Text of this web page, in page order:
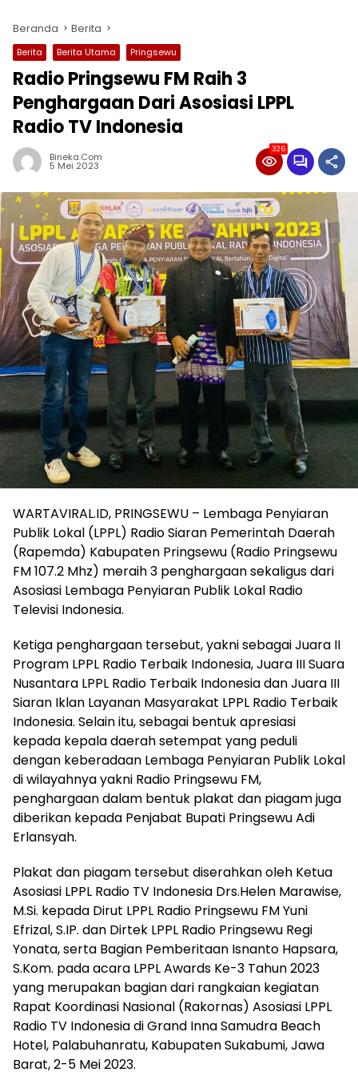
Beranda Berita
Berita Berita Utama Pringsewu
Radio Pringsewu FM Raih 3
Penghargaan Dari Asosiasi LPPL
Radio TV Indonesia
Bineka.com
5 Mei 2023
326
WARTAVIRAL.ID, PRINGSEWU – Lembaga Penyiaran
Publik Lokal (LPPL) Radio Siaran Pemerintah Daerah
(Rapemda) Kabupaten Pringsewu (Radio Pringsewu
FM 107.2 Mhz) meraih 3 penghargaan sekaligus dari
Asosiasi Lembaga Penyiaran Publik Lokal Radio
Televisi Indonesia.
Ketiga penghargaan tersebut, yakni sebagai Juara II
Program LPPL Radio Terbaik Indonesia, Juara III Suara
Nusantara LPPL Radio Terbaik Indonesia dan Juara III
Siaran Iklan Layanan Masyarakat LPPL Radio Terbaik
Indonesia. Selain itu, sebagai bentuk apresiasi
kepada kepala daerah setempat yang peduli
dengan keberadaan Lembaga Penyiaran Publik Lokal
di wilayahnya yakni Radio Pringsewu FM,
penghargaan dalam bentuk plakat dan piagam juga
diberikan kepada Penjabat Bupati Pringsewu Adi
Erlansyah.
Plakat dan piagam tersebut diserahkan oleh Ketua
Asosiasi LPPL Radio TV Indonesia Drs.Helen Marawise,
M.Si. kepada Dirut LPPL Radio Pringsewu FM Yuni
Efrizal, S.IP. dan Dirtek LPPL Radio Pringsewu Regi
Yonata, serta Bagian Pemberitaan Isnanto Hapsara,
S.Kom. pada acara LPPL Awards Ke-3 Tahun 2023
yang merupakan bagian dari rangkaian kegiatan
Rapat Koordinasi Nasional (Rakornas) Asosiasi LPPL
Radio TV Indonesia di Grand Inna Samudra Beach
Hotel, Palabuhanratu, Kabupaten Sukabumi, Jawa
Barat, 2-5 Mei 2023.